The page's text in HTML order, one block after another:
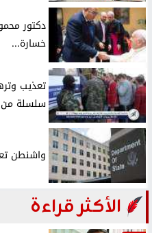
دكتور
خسارة...
تعذيب
سلسلة من
واشنطن
الأكثر قراءة